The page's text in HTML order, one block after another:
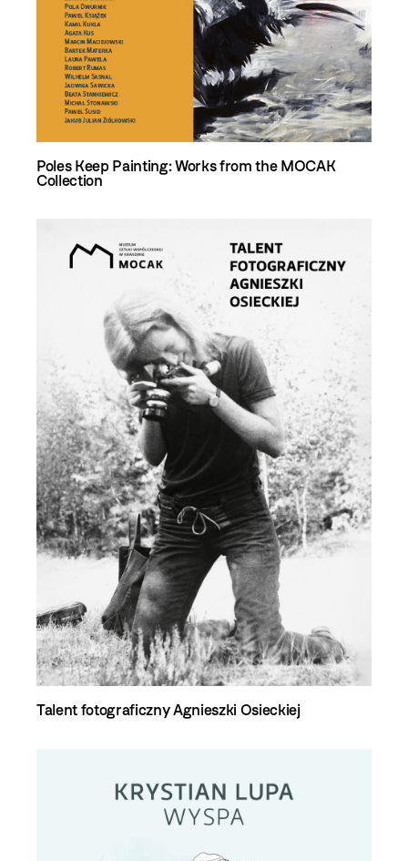
Poles Keep Painting: Works from the MOCAK
Collection
Talent fotograficzny Agnieszki Osieckiej